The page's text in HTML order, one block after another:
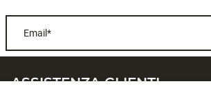
Email*
ASSISTENZA CLIENTI